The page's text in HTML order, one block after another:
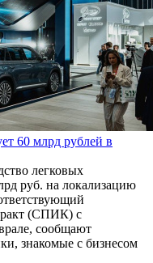
60 млрд рублей в
легковых
руб. на локализацию
(СПИК) с
сообщают
знакомые с бизнесом